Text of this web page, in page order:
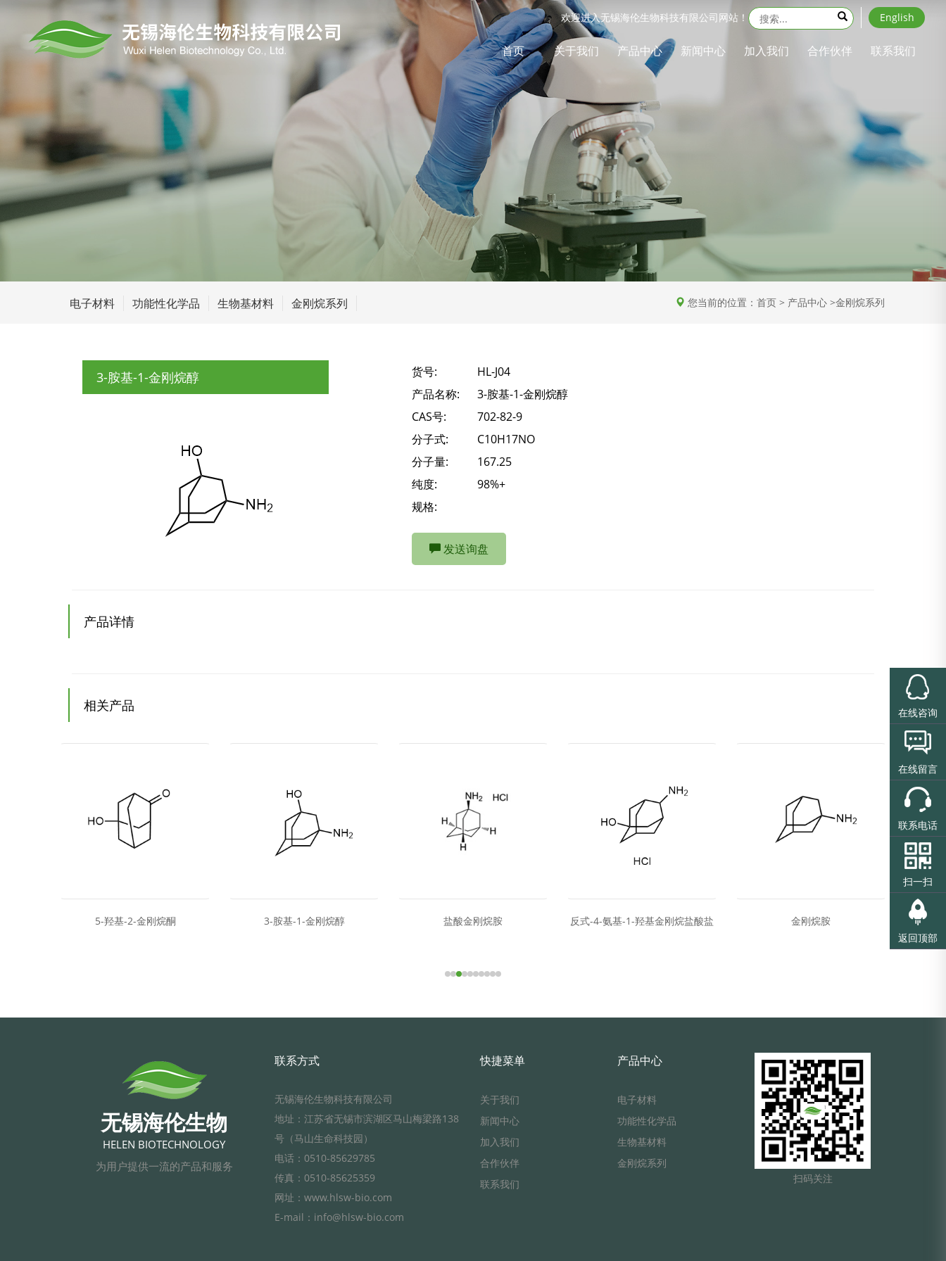
English
欢迎进入无锡海伦生物科技有限公司网站！
首页 关于我们 产品中心 新闻中心 加入我们 合作伙伴 联系我们
电子材料 功能性化学品 生物基材料 金刚烷系列 您当前的位置：首页 > 产品中心 >金刚烷系列
3-胺基-1-金刚烷醇 货号:
HL-J04
产品名称:
3-胺基-1-金刚烷醇
CAS号:
702-82-9
分子式:
C10H17NO
分子量:
167.25
纯度:
98%+
规格:
发送询盘
产品详情
相关产品
5-羟基-2-金刚烷酮 3-胺基-1-金刚烷醇 盐酸金刚烷胺 反式-4-氨基-1-羟基金刚烷盐酸盐 金刚烷胺 1-乙
无锡海伦生物
HELEN BIOTECHNOLOGY
为用户提供一流的产品和服务
联系方式
无锡海伦生物科技有限公司
地址：江苏省无锡市滨湖区马山梅梁路138
号（马山生命科技园）
电话：0510-85629785
传真：0510-85625359
网址：www.hlsw-bio.com
E-mail：info@hlsw-bio.com
快捷菜单
关于我们
新闻中心
加入我们
合作伙伴
联系我们
产品中心
电子材料
功能性化学品
生物基材料
金刚烷系列
扫码关注
在线咨询
在线留言
联系电话
扫一扫
返回顶部